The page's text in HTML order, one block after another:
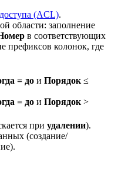
(ACL).
области: заполнение
в соответствующих
префиксов колонок, где
= до и Порядок ≤
= до и Порядок >
при удалении).
(создание/